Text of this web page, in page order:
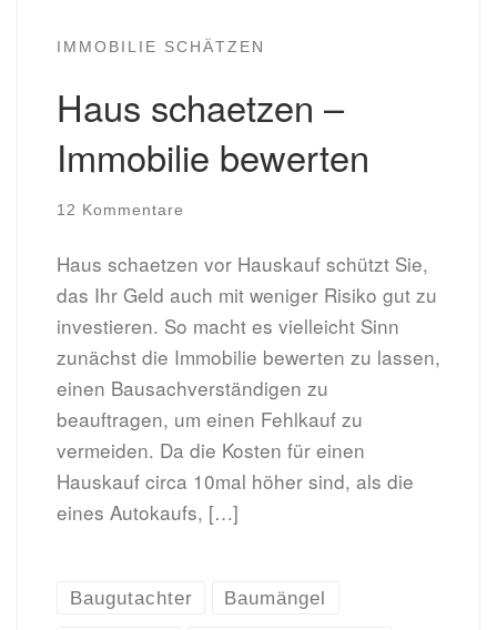
IMMOBILIE SCHÄTZEN
Haus schaetzen –
Immobilie bewerten
12 Kommentare
Haus schaetzen vor Hauskauf schützt Sie,
das Ihr Geld auch mit weniger Risiko gut zu
investieren. So macht es vielleicht Sinn
zunächst die Immobilie bewerten zu lassen,
einen Bausachverständigen zu
beauftragen, um einen Fehlkauf zu
vermeiden. Da die Kosten für einen
Hauskauf circa 10mal höher sind, als die
eines Autokaufs, […]
Baugutachter Baumängel